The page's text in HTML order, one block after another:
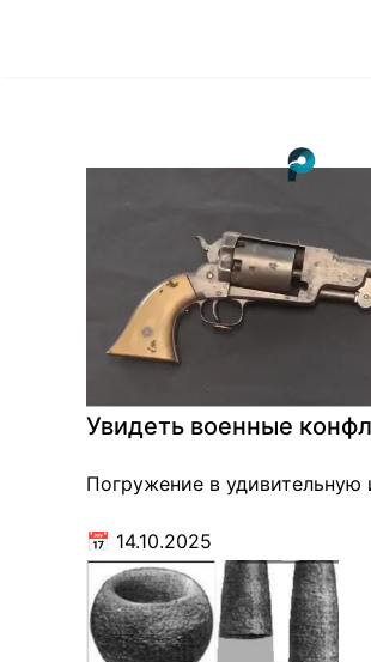
Увидеть военные
Погружение в
📅 14.10.2025